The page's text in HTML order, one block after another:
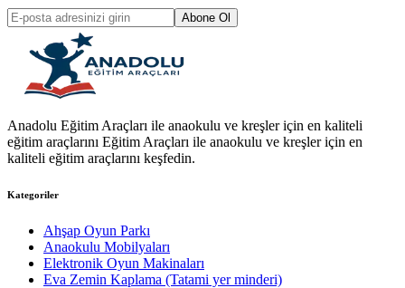
Abone Ol
Anadolu Eğitim Araçları ile anaokulu ve kreşler için en kaliteli
eğitim araçlarını Eğitim Araçları ile anaokulu ve kreşler için en
kaliteli eğitim araçlarını keşfedin.
Kategoriler
Ahşap Oyun Parkı
Anaokulu Mobilyaları
Elektronik Oyun Makinaları
Eva Zemin Kaplama (Tatami yer minderi)